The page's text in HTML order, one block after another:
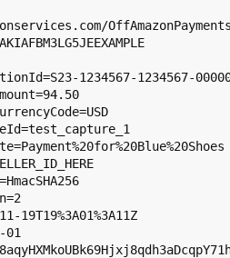
1234567-1234567-
19T19%3A01%3A11Z
01